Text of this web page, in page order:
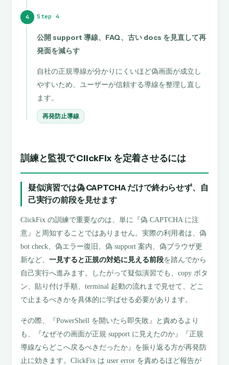
4 Step 4
公開 support 導線、FAQ、古い docs を見直して再
発面を減らす
自社の正規導線が分かりにくいほど偽画面が成立し
やすいため、ユーザーが信頼する導線を整理し直し
ます。
再発防止導線
訓練と監視で ClickFix を定着させるには
疑似演習では偽 CAPTCHA だけで終わらせず、自
己実行の前段を見せます
ClickFix の訓練で重要なのは、単に『偽 CAPTCHA に注
意』と周知することではありません。実際の利用者は、偽
bot check、偽エラー復旧、偽 support 案内、偽ブラウザ更
新など、一見すると正規の対処に見える前段を踏んでから
自己実行へ進みます。したがって疑似演習でも、copy ボタ
ン、貼り付け手順、terminal 起動の流れまで見せて、どこ
で止まるべきかを具体的に学ばせる必要があります。
その際、『PowerShell を開いたら即失敗』と責めるより
も、『なぜその画面が正規 support に見えたのか』『正規
導線ならどこへ戻るべきだったか』を振り返る方が再発防
止に効きます。ClickFix は user error を責めるほど報告が